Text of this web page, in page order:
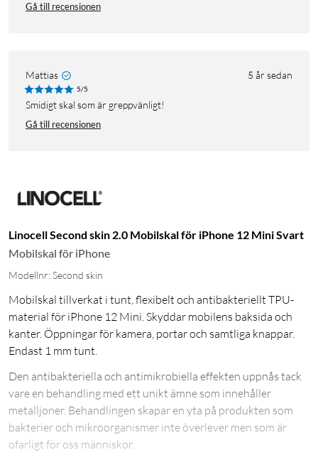
Gå till recensionen
Mattias 5 år sedan
5/5
Smidigt skal som är greppvänligt!
Gå till recensionen
Linocell Second skin 2.0 Mobilskal för iPhone 12 Mini Svart
Mobilskal för iPhone
Modellnr: Second skin
Mobilskal tillverkat i tunt, flexibelt och antibakteriellt TPU-
material för iPhone 12 Mini. Skyddar mobilens baksida och
kanter. Öppningar för kamera, portar och samtliga knappar.
Endast 1 mm tunt.
Den antibakteriella och antimikrobiella effekten uppnås tack
vare en behandling med ett unikt ämne som innehåller
metalljoner. Behandlingen skapar en yta på produkten som
bakterier och mikroorganismer inte överlever men som är
ofarligt för oss människor.